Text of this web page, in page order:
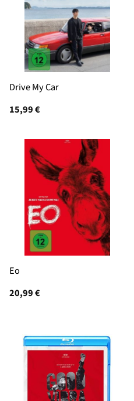
Drive My Car
15,99€
Eo
20,99€